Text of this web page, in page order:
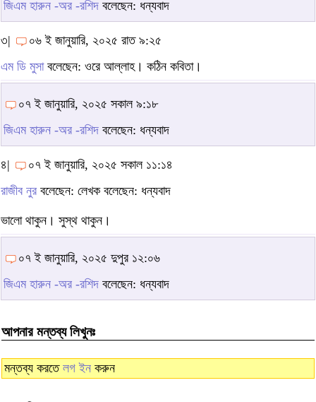
জিএম হারুন -অর -রশিদ বলেছেন: ধন্যবাদ
৩|
০৬ ই জানুয়ারি, ২০২৫ রাত ৯:২৫
এম ডি মুসাবলেছেন: ওরে আল্লাহ। কঠিন কবিতা।
০৭ ই জানুয়ারি, ২০২৫ সকাল ৯:১৮
জিএম হারুন -অর -রশিদ বলেছেন: ধন্যবাদ
৪|
০৭ ই জানুয়ারি, ২০২৫ সকাল ১১:১৪
রাজীব নুর বলেছেন: লেখক বলেছেন: ধন্যবাদ
ভালো থাকুন। সুস্থ থাকুন।
০৭ ই জানুয়ারি, ২০২৫ দুপুর ১২:০৬
জিএম হারুন -অর -রশিদ বলেছেন: ধন্যবাদ
আপনার মন্তব্য লিখুনঃ
মন্তব্য করতে লগ ইন করুন